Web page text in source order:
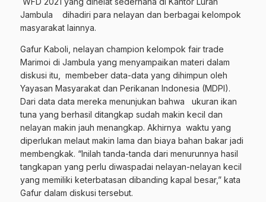
Jambula dihadiri para nelayan dan berbagai kelompok
masyarakat lainnya.
Gafur Kaboli, nelayan champion kelompok fair trade
Marimoi di Jambula yang menyampaikan materi dalam
diskusi itu, membeber data-data yang dihimpun oleh
Yayasan Masyarakat dan Perikanan Indonesia (MDPI).
Dari data data mereka menunjukan bahwa ukuran ikan
tuna yang berhasil ditangkap sudah makin kecil dan
nelayan makin jauh menangkap. Akhirnya waktu yang
diperlukan melaut makin lama dan biaya bahan bakar jadi
membengkak. “Inilah tanda-tanda dari menurunnya hasil
tangkapan yang perlu diwaspadai nelayan-nelayan kecil
yang memiliki keterbatasan dibanding kapal besar,” kata
Gafur dalam diskusi tersebut.